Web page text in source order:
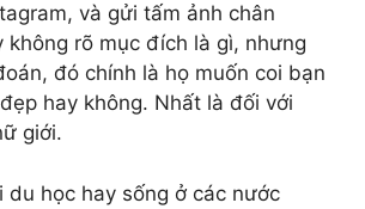
và gửi tấm ảnh chân
không rõ mục đích là gì, nhưng
đó chính là họ muốn coi bạn
hay không. Nhất là đối với
giới.
du học hay sống ở các nước